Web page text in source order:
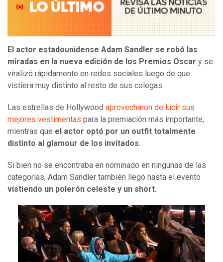
El actor estadounidense Adam Sandler se robó las
miradas en la nueva edición de los Premios Oscar y se
viralizó rápidamente en redes sociales luego de que
vistiera muy distinto al resto de sus colegas.
Las estrellas de Hollywood aprovecharon de lucir sus
mejores vestimentas para la premiación más importante,
mientras que el actor optó por un outfit totalmente
distinto al glamour de los invitados.
Si bien no se encontraba en nominado en ningunas de las
categorías, Adam Sandler también llegó hasta el evento
vistiendo un polerón celeste y un short.